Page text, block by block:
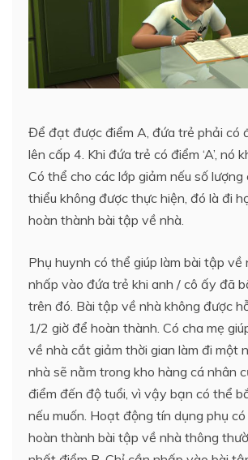
Để đạt được điểm A, đứa trẻ phải có
lên cấp 4. Khi đứa trẻ có điểm ‘A’, nó
Có thể cho các lớp giảm nếu số lượng
thiểu không được thực hiện, đó là đi
hoàn thành bài tập về nhà.
Phụ huynh có thể giúp làm bài tập về
nhấp vào đứa trẻ khi anh / cô ấy đã
trên đó. Bài tập về nhà không được
1/2 giờ để hoàn thành. Có cha mẹ
về nhà cắt giảm thời gian làm đi một
nhà sẽ nằm trong kho hàng cá nhân
điểm đến độ tuổi, vì vậy bạn có thể
nếu muốn. Hoạt động tín dụng phụ
hoàn thành bài tập về nhà thông